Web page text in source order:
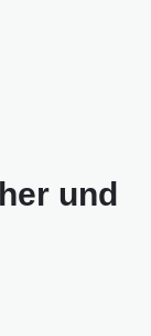
und